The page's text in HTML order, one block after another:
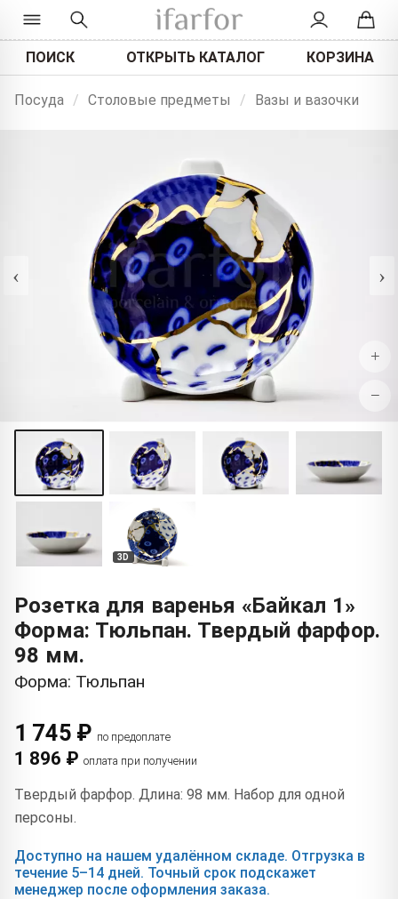
ПОИСК ОТКРЫТЬ КАТАЛОГ КОРЗИНА
Посуда / Столовые предметы / Вазы и вазочки
‹ ›
+
−
3D
Розетка для варенья «Байкал 1»
Форма: Тюльпан. Твердый фарфор.
98 мм.
Форма: Тюльпан
1 745 ₽ по предоплате
1 896 ₽ оплата при получении
Твердый фарфор. Длина: 98 мм. Набор для одной
персоны.
Доступно на нашем удалённом складе. Отгрузка в
течение 5–14 дней. Точный срок подскажет
менеджер после оформления заказа.